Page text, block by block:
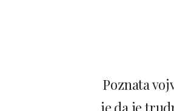
Poznata
je da je